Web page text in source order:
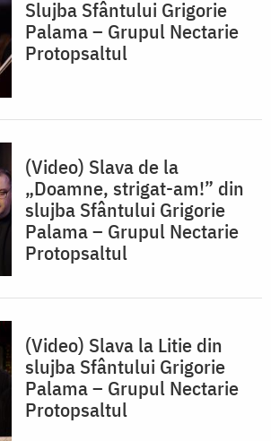
Slujba Sfântului Grigorie
Palama – Grupul Nectarie
Protopsaltul
(Video) Slava de la
„Doamne, strigat-am!” din
slujba Sfântului Grigorie
Palama – Grupul Nectarie
Protopsaltul
(Video) Slava la Litie din
slujba Sfântului Grigorie
Palama – Grupul Nectarie
Protopsaltul